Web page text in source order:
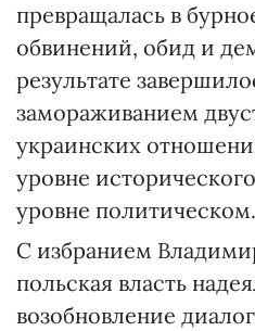
превращалась в
обвинений, обид и
результате
замораживанием
украинских
уровне
уровне политическом.
С избранием
польская власть
возобновление